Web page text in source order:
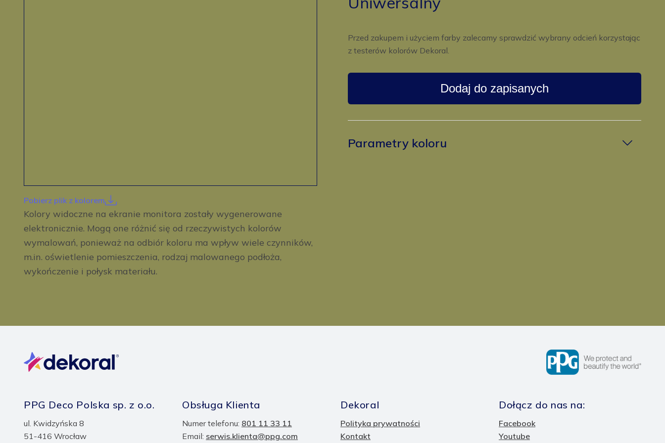
Pobierz plik z kolorem
Kolory widoczne na ekranie monitora zostały wygenerowane
elektronicznie. Mogą one różnić się od rzeczywistych kolorów
wymalowań, ponieważ na odbiór koloru ma wpływ wiele czynników,
m.in. oświetlenie pomieszczenia, rodzaj malowanego podłoża,
wykończenie i połysk materiału.
Przed zakupem i użyciem farby zalecamy sprawdzić wybrany odcień korzystając
z testerów kolorów Dekoral.
Dodaj do zapisanych
Parametry koloru
PPG Deco Polska sp. z o.o.
ul. Kwidzyńska 8
51-416 Wrocław
Obsługa Klienta
Numer telefonu: 801 11 33 11
Email: serwis.klienta@ppg.com
Dekoral
Polityka prywatności
Kontakt
Dołącz do nas na:
Facebook
Youtube